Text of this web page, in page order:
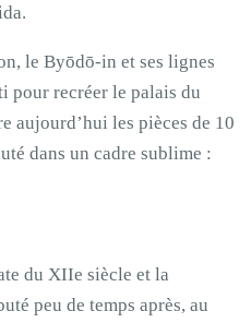
le Byōdō-in et ses lignes
pour recréer le palais du
aujourd’hui les pièces de 10
dans un cadre sublime :
du XIIe siècle et la
peu de temps après, au